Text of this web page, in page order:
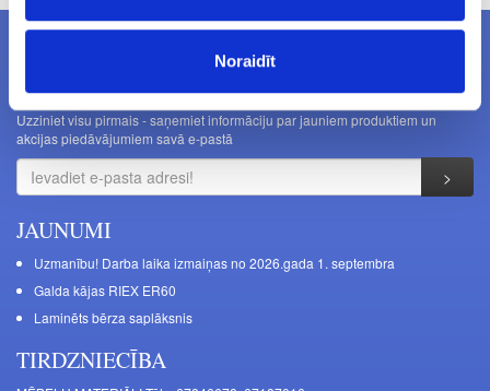
Noraidīt
JAUNUMI E-PASTĀ
Uzziniet visu pirmais - saņemiet informāciju par jauniem produktiem un
akcijas piedāvājumiem savā e-pastā
JAUNUMI
Uzmanību! Darba laika izmaiņas no 2026.gada 1. septembra
Galda kājas RIEX ER60
Laminēts bērza saplāksnis
TIRDZNIECĪBA